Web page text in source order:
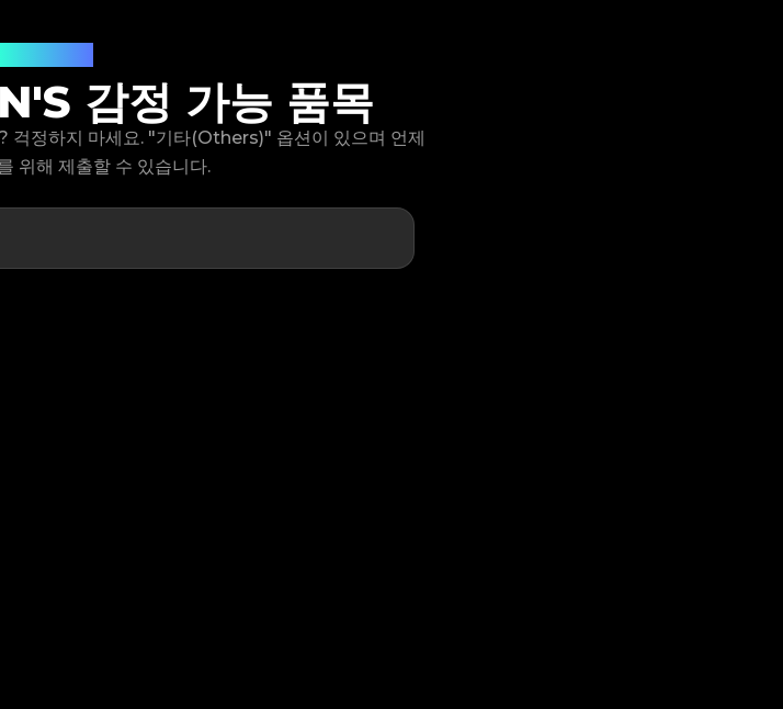
감정 가능 품목
정하지 마세요. "기타(Others)" 옵션이 있으며 언제
위해 제출할 수 있습니다.